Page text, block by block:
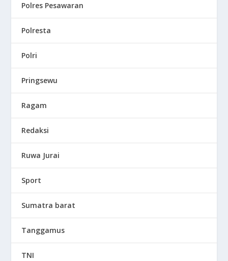
Polres Pesawaran
Polresta
Polri
Pringsewu
Ragam
Redaksi
Ruwa Jurai
Sport
Sumatra barat
Tanggamus
TNI